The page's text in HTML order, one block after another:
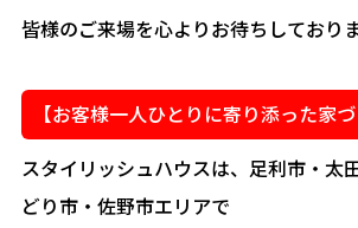
皆様のご来場を心よりお待ちしており
【お客様一人ひとりに寄り添った家づ
スタイリッシュハウスは、足利市・太
どり市・佐野市エリアで